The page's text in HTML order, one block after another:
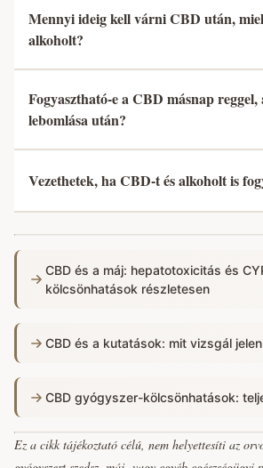
Mennyi ideig kell várni CBD után,
alkoholt?
Fogyasztható-e a CBD másnap reggel,
lebomlása után?
Vezethetek, ha CBD-t és alkoholt is
CBD és a máj: hepatotoxicitás és
kölcsönhatások részletesen
CBD és a kutatások: mit vizsgál
CBD gyógyszer-kölcsönhatások:
Ez a cikk tájékoztató célú, nem helyettesíti az